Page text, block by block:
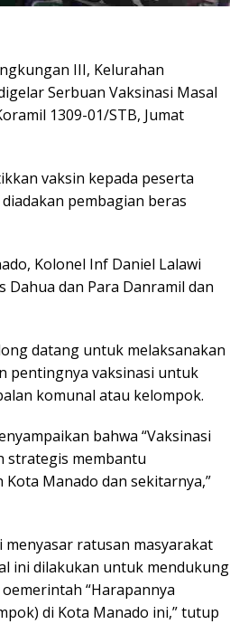
III, Kelurahan
Serbuan Vaksinasi Masal
1309-01/STB, Jumat
vaksin kepada peserta
pembagian beras
Kolonel Inf Daniel Lalawi
Dahua dan Para Danramil dan
datang untuk melaksanakan
pentingnya vaksinasi untuk
komunal atau kelompok.
bahwa “Vaksinasi
strategis membantu
Manado dan sekitarnya,”
ratusan masyarakat
ini dilakukan untuk mendukung
“Harapannya
di Kota Manado ini,” tutup